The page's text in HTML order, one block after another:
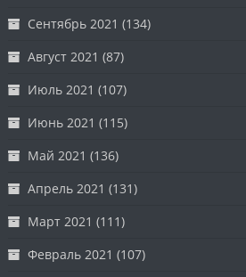
Сентябрь 2021 (134)
Август 2021 (87)
Июль 2021 (107)
Июнь 2021 (115)
Май 2021 (136)
Апрель 2021 (131)
Март 2021 (111)
Февраль 2021 (107)